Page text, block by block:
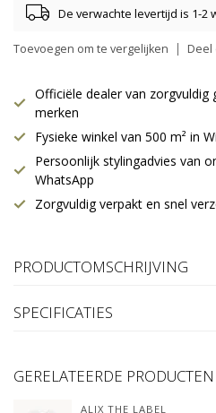
De verwachte levertijd is 1-2
Toevoegen om te vergelijken Deel
Officiële dealer van zorgvuldig
merken
Fysieke winkel van 500 m² in
Persoonlijk stylingadvies van
WhatsApp
Zorgvuldig verpakt en snel
PRODUCTOMSCHRIJVING
SPECIFICATIES
GERELATEERDE PRODUCTEN
ALIX THE LABEL